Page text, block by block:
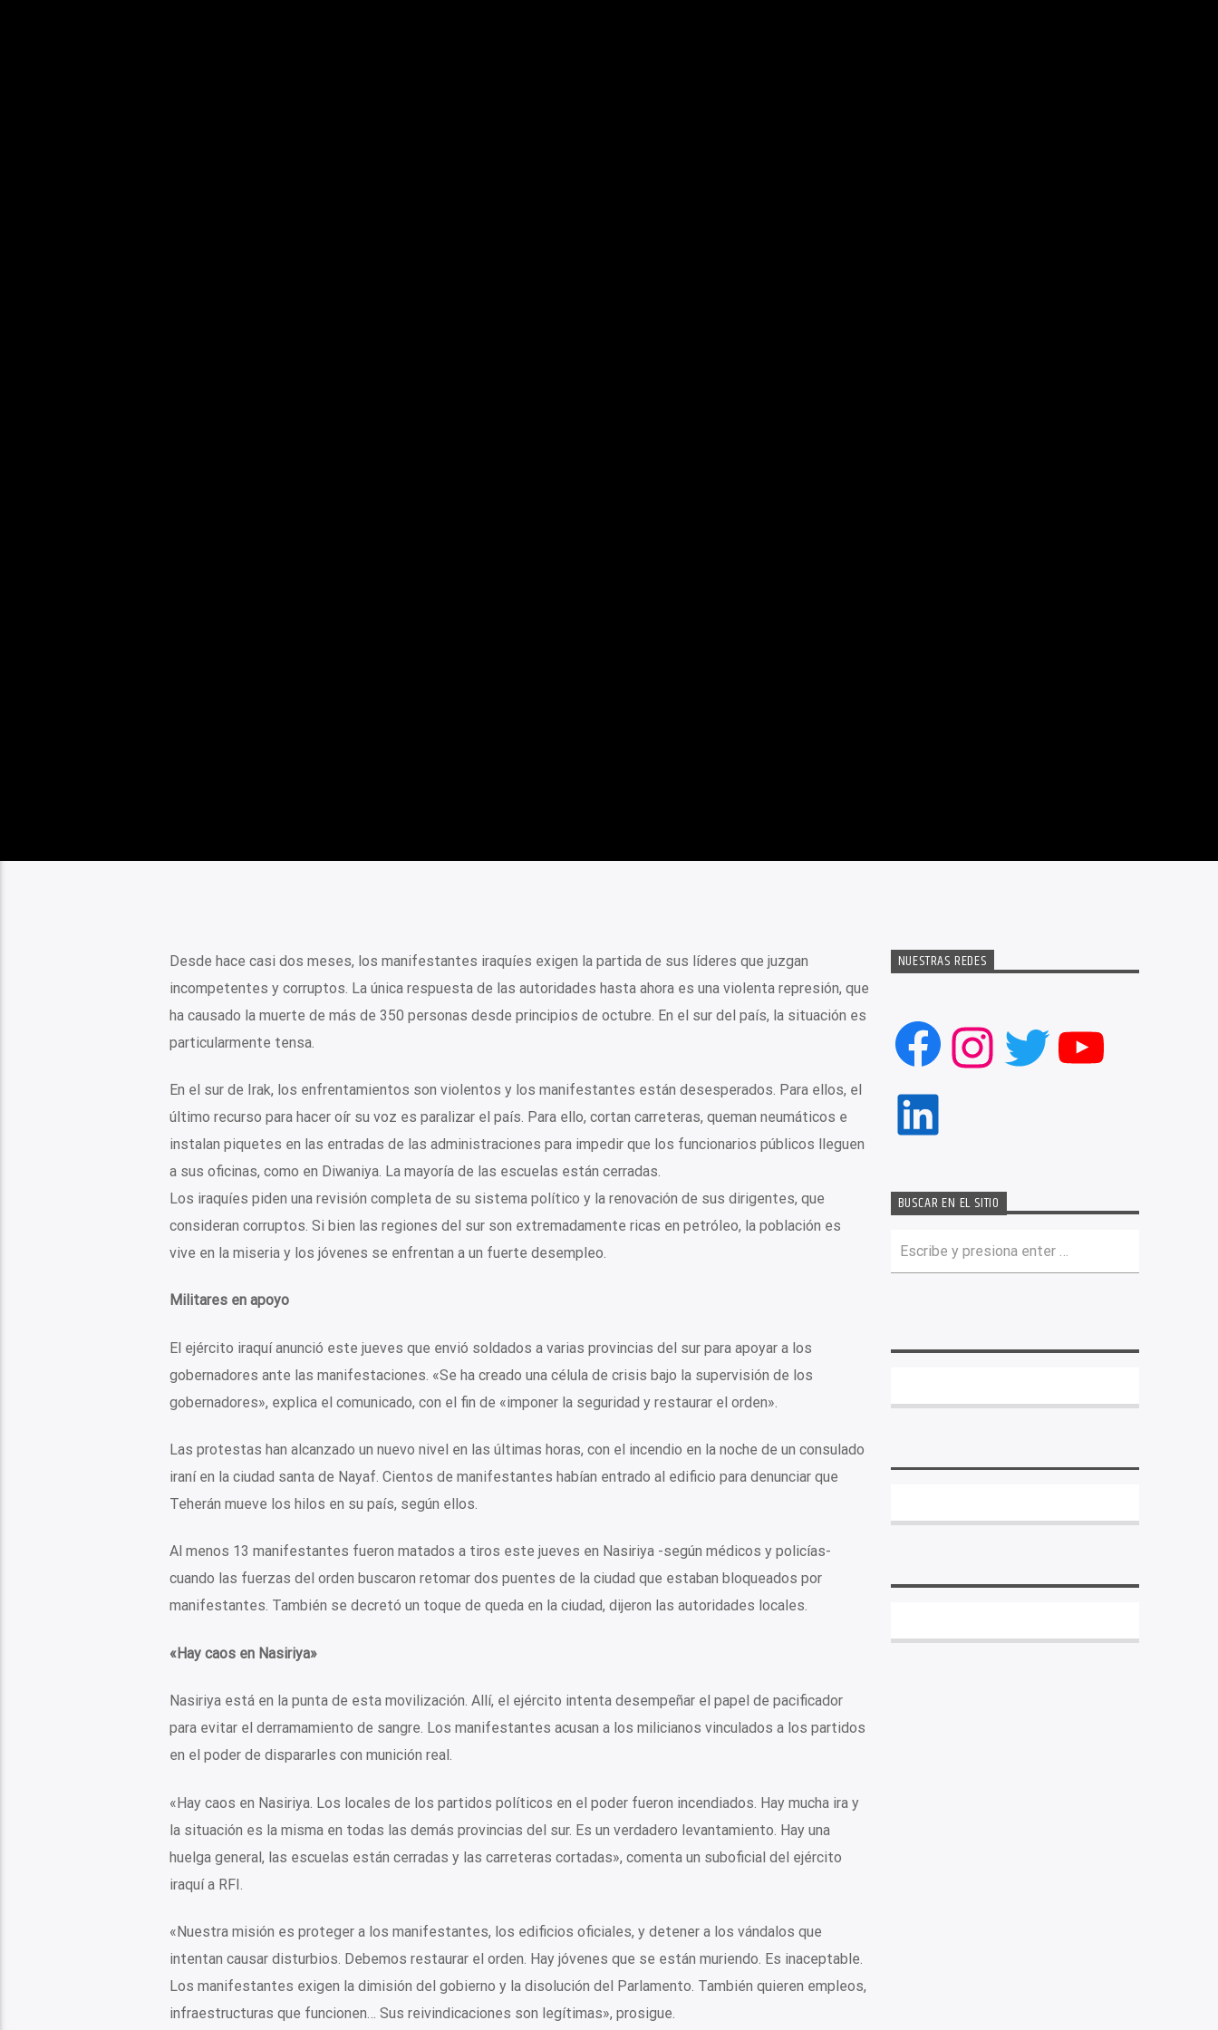
Desde hace casi dos meses, los manifestantes iraquíes exigen la partida de sus líderes que juzgan
incompetentes y corruptos. La única respuesta de las autoridades hasta ahora es una violenta represión, que
ha causado la muerte de más de 350 personas desde principios de octubre. En el sur del país, la situación es
particularmente tensa.
En el sur de Irak, los enfrentamientos son violentos y los manifestantes están desesperados. Para ellos, el
último recurso para hacer oír su voz es paralizar el país. Para ello, cortan carreteras, queman neumáticos e
instalan piquetes en las entradas de las administraciones para impedir que los funcionarios públicos lleguen
a sus oficinas, como en Diwaniya. La mayoría de las escuelas están cerradas.
Los iraquíes piden una revisión completa de su sistema político y la renovación de sus dirigentes, que
consideran corruptos. Si bien las regiones del sur son extremadamente ricas en petróleo, la población es
vive en la miseria y los jóvenes se enfrentan a un fuerte desempleo.
Militares en apoyo
El ejército iraquí anunció este jueves que envió soldados a varias provincias del sur para apoyar a los
gobernadores ante las manifestaciones. «Se ha creado una célula de crisis bajo la supervisión de los
gobernadores», explica el comunicado, con el fin de «imponer la seguridad y restaurar el orden».
Las protestas han alcanzado un nuevo nivel en las últimas horas, con el incendio en la noche de un consulado
iraní en la ciudad santa de Nayaf. Cientos de manifestantes habían entrado al edificio para denunciar que
Teherán mueve los hilos en su país, según ellos.
Al menos 13 manifestantes fueron matados a tiros este jueves en Nasiriya -según médicos y policías-
cuando las fuerzas del orden buscaron retomar dos puentes de la ciudad que estaban bloqueados por
manifestantes. También se decretó un toque de queda en la ciudad, dijeron las autoridades locales.
«Hay caos en Nasiriya»
Nasiriya está en la punta de esta movilización. Allí, el ejército intenta desempeñar el papel de pacificador
para evitar el derramamiento de sangre. Los manifestantes acusan a los milicianos vinculados a los partidos
en el poder de dispararles con munición real.
«Hay caos en Nasiriya. Los locales de los partidos políticos en el poder fueron incendiados. Hay mucha ira y
la situación es la misma en todas las demás provincias del sur. Es un verdadero levantamiento. Hay una
huelga general, las escuelas están cerradas y las carreteras cortadas», comenta un suboficial del ejército
iraquí a RFI.
«Nuestra misión es proteger a los manifestantes, los edificios oficiales, y detener a los vándalos que
intentan causar disturbios. Debemos restaurar el orden. Hay jóvenes que se están muriendo. Es inaceptable.
Los manifestantes exigen la dimisión del gobierno y la disolución del Parlamento. También quieren empleos,
infraestructuras que funcionen… Sus reivindicaciones son legítimas», prosigue.
NUESTRAS REDES
Facebook
Instagram
Twitter
LinkedIn
BUSCAR EN EL SITIO